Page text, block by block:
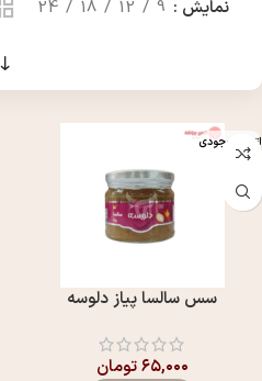
نمایش 9
12
18
24
اتمام موجودی
سس سالسا پیاز دلوسه
۶۵,۰۰۰تومان